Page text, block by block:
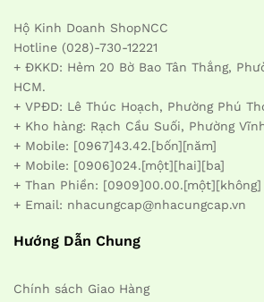
Hộ Kinh Doanh ShopNCC
Hotline (028)-730-12221
+ ĐKKD: Hẻm 20 Bờ Bao Tân Thắng,
HCM.
+ VPĐD: Lê Thúc Hoạch, Phường Phú
+ Kho hàng: Rạch Cầu Suối, Phường
+ Mobile: [0967]43.42.[bốn][năm]
+ Mobile: [0906]024.[một][hai][ba]
+ Than Phiền: [0909]00.00.[một][không]
+ Email: nhacungcap@nhacungcap.vn
Hướng Dẫn Chung
Chính sách Giao Hàng